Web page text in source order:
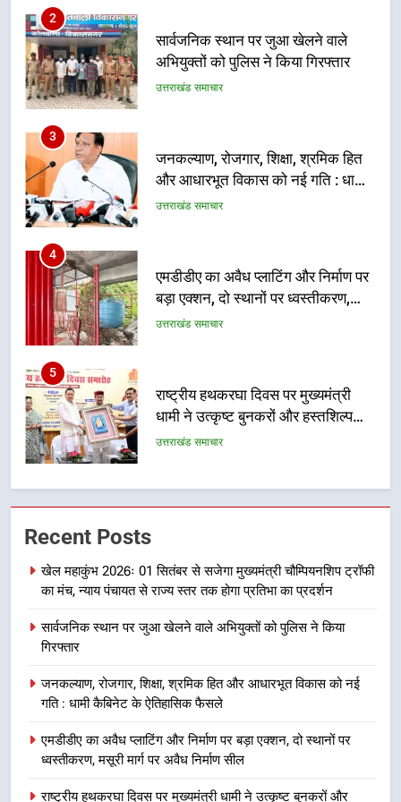
3
जनकल्याण, रोजगार, शिक्षा, श्रमिक हित
और आधारभूत विकास को नई गति : धामी
कैबिनेट के ऐतिहासिक फैसले
उत्तराखंड समाचार
4
एमडीडीए का अवैध प्लाटिंग और निर्माण पर
बड़ा एक्शन, दो स्थानों पर ध्वस्तीकरण,
मसूरी मार्ग पर अवैध निर्माण सील
उत्तराखंड समाचार
5
राष्ट्रीय हथकरघा दिवस पर मुख्यमंत्री
धामी ने उत्कृष्ट बुनकरों और हस्तशिल्प
कारीगरों को किया सम्मानित
उत्तराखंड समाचार
6
उत्तराखंड कांग्रेस में बड़ा संगठनात्मक
फेरबदल, नई कार्यकारिणी और समितियों
का गठन
उत्तराखंड समाचार
7
भर्ती
उत्तराखंड समाचार
दिल्ली-देहरादून आर्थिक कॉरिडोर से जुड़ी
का डीएम ने किया निरीक्षण; समयबद्ध एवं
गुणवत्तापूर्ण निर्माण सुनिश्चित करने के
नहींः डीएम
उत्तराखंड समाचार
खेल महाकुंभ 2026ः 01 सितंबर से सजेगा
न्याय पंचायत से राज्य स्तर तक होगा
उत्तराखंड समाचार
Recent Posts
खेल महाकुंभ 2026ः 01 सितंबर से सजेगा मुख्यमंत्री चौम्पियनशिप ट्रॉफी
का मंच, न्याय पंचायत से राज्य स्तर तक होगा प्रतिभा का प्रदर्शन
सार्वजनिक स्थान पर जुआ खेलने वाले अभियुक्तों को पुलिस ने किया
गिरफ्तार
जनकल्याण, रोजगार, शिक्षा, श्रमिक हित और आधारभूत विकास को नई
गति : धामी कैबिनेट के ऐतिहासिक फैसले
एमडीडीए का अवैध प्लाटिंग और निर्माण पर बड़ा एक्शन, दो स्थानों पर
ध्वस्तीकरण, मसूरी मार्ग पर अवैध निर्माण सील
राष्ट्रीय हथकरघा दिवस पर मुख्यमंत्री धामी ने उत्कृष्ट बुनकरों और